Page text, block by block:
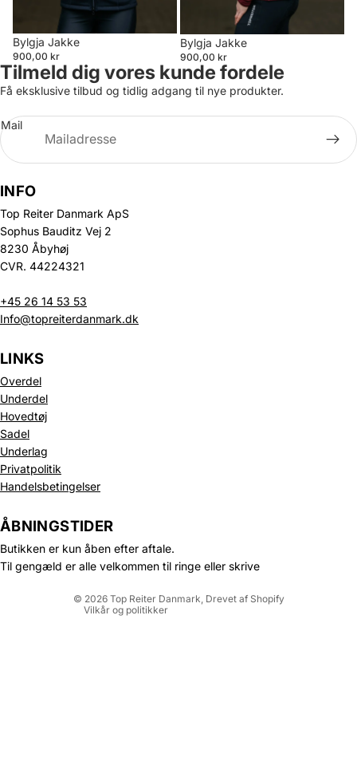
Bylgja Jakke
900,00 kr
Bylgja Jakke
900,00 kr
Tilmeld dig vores kunde fordele
Få eksklusive tilbud og tidlig adgang til nye produkter.
Mail
INFO
Top Reiter Danmark ApS
Sophus Bauditz Vej 2
8230 Åbyhøj
CVR. 44224321
+45 26 14 53 53
Info@topreiterdanmark.dk
LINKS
Overdel
Underdel
Hovedtøj
Sadel
Underlag
Privatpolitik
Handelsbetingelser
ÅBNINGSTIDER
Butikken er kun åben efter aftale.
Til gengæld er alle velkommen til ringe eller skrive
© 2026 Top Reiter Danmark , Drevet af Shopify
Vilkår og politikker
Politik om beskyttelse af persondata
Refusionspolitik
Leveringspolitik
Kontaktinformation